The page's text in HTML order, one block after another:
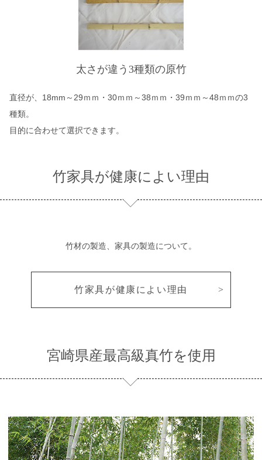
太さが違う3種類の原竹
直径が、18mm～29ｍｍ・30ｍｍ～38ｍｍ・39ｍｍ～48ｍｍの3
種類。
目的に合わせて選択できます。
竹家具が健康によい理由
竹材の製造、家具の製造について。
竹家具が健康によい理由
宮崎県産最高級真竹を使用